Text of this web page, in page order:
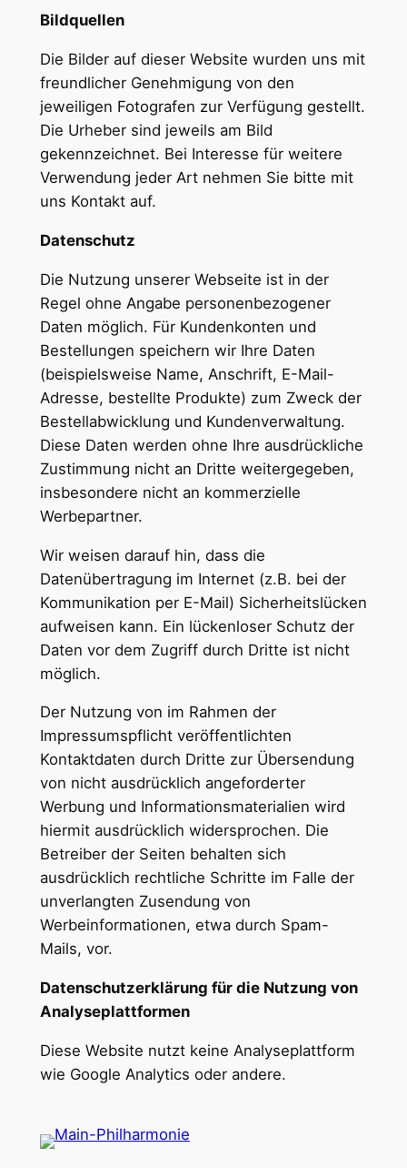
Bildquellen
Die Bilder auf dieser Website wurden uns mit
freundlicher Genehmigung von den
jeweiligen Fotografen zur Verfügung gestellt.
Die Urheber sind jeweils am Bild
gekennzeichnet. Bei Interesse für weitere
Verwendung jeder Art nehmen Sie bitte mit
uns Kontakt auf.
Datenschutz
Die Nutzung unserer Webseite ist in der
Regel ohne Angabe personenbezogener
Daten möglich. Für Kundenkonten und
Bestellungen speichern wir Ihre Daten
(beispielsweise Name, Anschrift, E-Mail-
Adresse, bestellte Produkte) zum Zweck der
Bestellabwicklung und Kundenverwaltung.
Diese Daten werden ohne Ihre ausdrückliche
Zustimmung nicht an Dritte weitergegeben,
insbesondere nicht an kommerzielle
Werbepartner.
Wir weisen darauf hin, dass die
Datenübertragung im Internet (z.B. bei der
Kommunikation per E-Mail) Sicherheitslücken
aufweisen kann. Ein lückenloser Schutz der
Daten vor dem Zugriff durch Dritte ist nicht
möglich.
Der Nutzung von im Rahmen der
Impressumspflicht veröffentlichten
Kontaktdaten durch Dritte zur Übersendung
von nicht ausdrücklich angeforderter
Werbung und Informationsmaterialien wird
hiermit ausdrücklich widersprochen. Die
Betreiber der Seiten behalten sich
ausdrücklich rechtliche Schritte im Falle der
unverlangten Zusendung von
Werbeinformationen, etwa durch Spam-
Mails, vor.
Datenschutzerklärung für die Nutzung von
Analyseplattformen
Diese Website nutzt keine Analyseplattform
wie Google Analytics oder andere.